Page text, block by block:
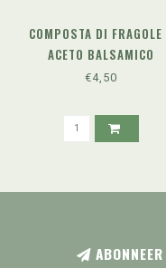
COMPOSTA DI FRAGOLE
ACETO BALSAMICO
€4,50